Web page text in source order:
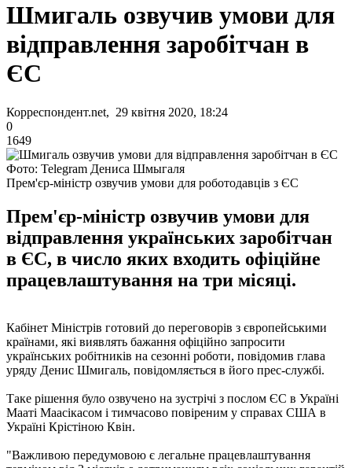
Шмигаль озвучив умови для
відправлення заробітчан в
ЄС
Корреспондент.net, 29 квітня 2020, 18:24
0
1649
Фото: Telegram Дениса Шмыгаля
Прем'єр-міністр озвучив умови для роботодавців з ЄС
Прем'єр-міністр озвучив умови для
відправлення українських заробітчан
в ЄС, в число яких входить офіційне
працевлаштування на три місяці.
Кабінет Міністрів готовий до переговорів з європейськими
країнами, які виявлять бажання офіційно запросити
українських робітників на сезонні роботи, повідомив глава
уряду Денис Шмигаль, повідомляється в його прес-службі.
Таке рішення було озвучено на зустрічі з послом ЄС в Україні
Мааті Маасікасом і тимчасово повіреним у справах США в
Україні Крістіною Квін.
"Важливою передумовою є легальне працевлаштування